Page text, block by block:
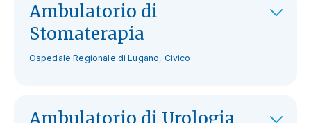
Ambulatorio di
Stomaterapia
Ospedale Regionale di Lugano, Civico
Ambulatorio di Urologia